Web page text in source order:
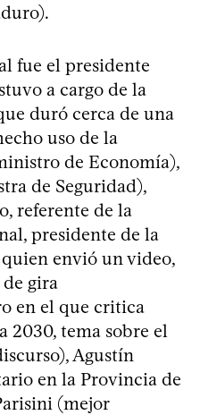
fue el presidente
a cargo de la
duró cerca de una
uso de la
de Economía),
de Seguridad),
referente de la
presidente de la
envió un video,
gira
en el que critica
2030, tema sobre el
Agustín
en la Provincia de
(mejor